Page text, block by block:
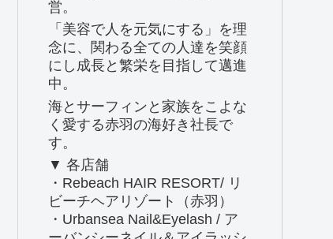
営。
「美容で人を元気にする」を理
念に、関わる全ての人達を笑顔
にし成長と繁栄を目指して邁進
中。
海とサーフィンと家族をこよな
く愛する赤羽の海好き社長で
す。
▼ 各店舗
・Rebeach HAIR RESORT/ リ
ビーチヘアリゾート（赤羽）
・Urbansea Nail&Eyelash / ア